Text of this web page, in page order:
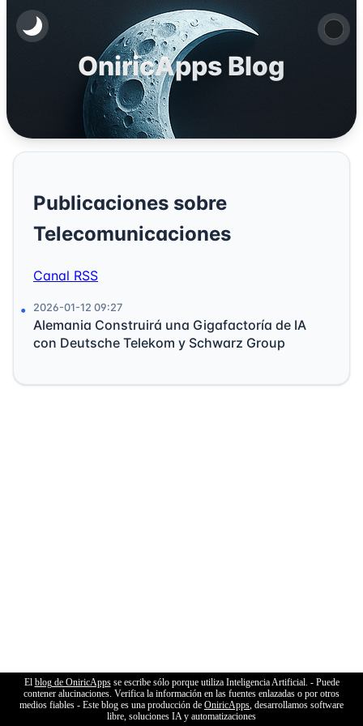
OniricApps Blog
Publicaciones sobre
Telecomunicaciones
Canal RSS
2026-01-12 09:27
Alemania Construirá una Gigafactoría de IA
con Deutsche Telekom y Schwarz Group
El blog de OniricAppsse escribe sólo porque utiliza Inteligencia Artificial. - Puede
contener alucinaciones. Verifica la información en las fuentes enlazadas o por otros
medios fiables - Este blog es una producción de OniricApps , desarrollamos software
libre, soluciones IA y automatizaciones